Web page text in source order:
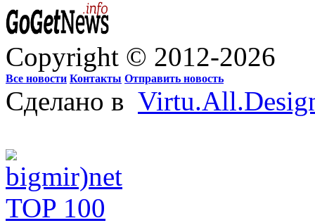
Copyright © 2012-2026
Все новости Контакты Отправить новость
Сделано в